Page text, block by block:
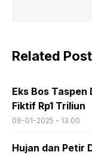
Related Post
Eks Bos
Fiktif Rp1 Triliun
09-01-2025 - 13.00
Hujan dan Petir